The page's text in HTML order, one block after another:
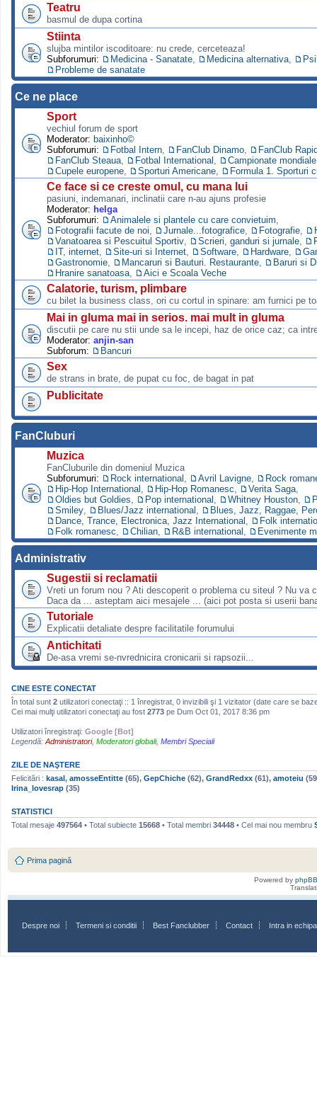
Teatru
basmul de dupa cortina
Stiinta
slujba mintilor iscoditoare: nu crede, cerceteaza!
Subforumuri:
Medicina - Sanatate Medicina alternativa
Probleme de sanatate
Ce ne place
Sport
vechiul forum de sport
Moderator: baixinho©
Subforumuri:
Fotbal Intern FanClub Dinamo
FanClub
FanClub Steaua
Fotbal International
Campionate
Cupele europene
Sporturi Americane Formula 1. Sporturi
Ce face si ce creste omul, cu mana lui
pasiuni, indemanari, inclinatii care n-au ajuns profesie
Moderator: helga
Subforumuri:
Animalele si plantele cu care convietuim
Fotografii facute de noi
Jurnale...fotografice Fotografie
Vanatoarea si Pescuitul Sportiv
Scrieri, ganduri si jurnale
IT, internet
Site-uri si Internet Software Hardware
Gastronomie
Mancaruri si Bauturi. Restaurante
Baruri si
Hranire sanatoasa
Aici e Scoala Veche
Calatorie, turism, plimbare
cu bilet la business class, ori cu cortul in spinare: am furnici pe
Mai in gluma mai in serios. mai mult in gluma
discutii pe care nu stii unde sa le incepi, haz de orice caz; ca
Moderator: anjin-san
Subforum:
Bancuri
Sex
de strans in brate, de pupat cu foc, de bagat in pat
Publicitate
FanCluburi
Muzica
FanCluburile din domeniul Muzica
Subforumuri:
Rock international Avril Lavigne
Rock
Hip-Hop International
Hip-Hop Romanesc Verita Saga
Oldies but Goldies
Pop international Whitney Houston
Smiley
Blues/Jazz international
Blues, Jazz, Raggae,
Dance, Trance, Electronica, Jazz International
Folk
Folk romanesc
Chilian R&B international Evenimente
Administrativ
Sugestii si reclamatii
Vreti un forum nou ? Ati descoperit o problema cu siteul ? Nu va
Daca da ... asteptam aici mesajele ... (aici pot posta si userii
Tutoriale
Explicatii detaliate despre facilitatile forumului
Antichitati
De-asa vremi se-nvrednicira cronicarii si rapsozii...
CINE ESTE CONECTAT
În total sunt 2 utilizatori conectaţi :: 1 înregistrat, 0 invizibili şi 1 vizitator (date care se
Cei mai mulţi utilizatori conectaţi au fost 2773 pe Dum Oct 01, 2017 8:36 pm
Utilizatori înregistraţi: Google [Bot]
Legendă: Administratori, Moderatori globali, Membri Speciali
ZILE DE NAŞTERE
Felicitări : kasal, amosseEntitte (65), GepChiche (62), GrandRedxx (61), amoteiu
Irina_lovesrap (35)
STATISTICI
Total mesaje 497564 • Total subiecte 15668 • Total membri 34448 • Cel mai nou membru
Prima pagină
Powered by phpBB
Despre noi Termeni si conditii Best Fanclubber Contact Intra in